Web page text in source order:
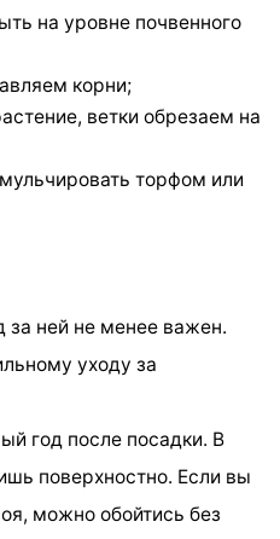
на уровне почвенного
корни;
ветки обрезаем на
торфом или
за ней не менее важен.
уходу за
год после посадки. В
поверхностно. Если вы
можно обойтись без